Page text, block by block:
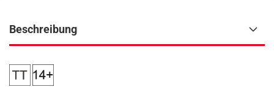
Beschreibung